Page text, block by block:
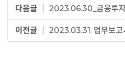
다음글 2023.06.30_금융투
이전글 2023.03.31. 업무보고